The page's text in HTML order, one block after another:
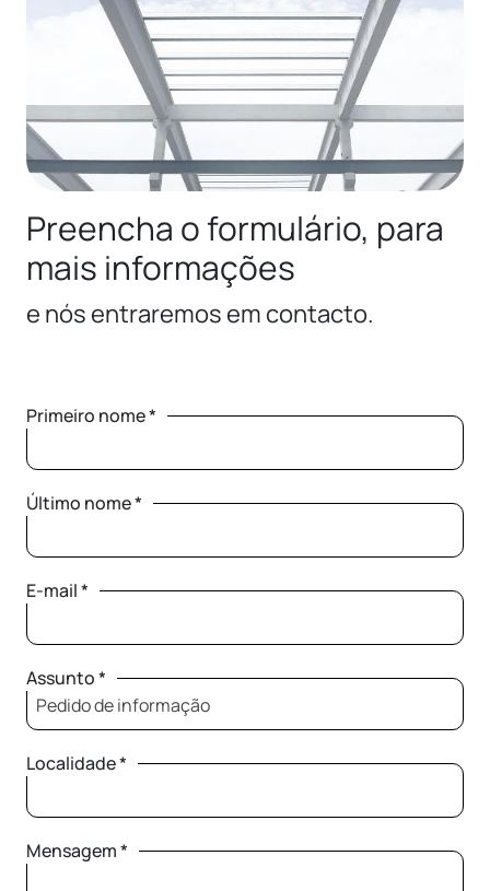
Preencha o formulário, para
mais informações
e nós entraremos em contacto.
Primeiro nome *
Último nome *
E-mail *
Assunto *
Pedido de informação
Localidade *
Mensagem *